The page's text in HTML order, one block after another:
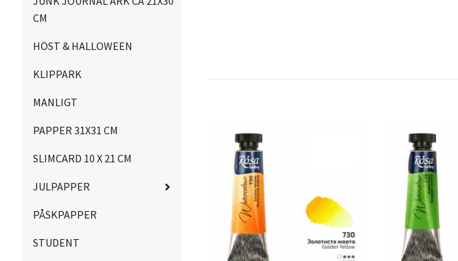
CM
HÖST & HALLOWEEN
KLIPPARK
MANLIGT
PAPPER 31X31 CM
SLIMCARD 10 X 21 CM
JULPAPPER
PÅSKPAPPER
STUDENT